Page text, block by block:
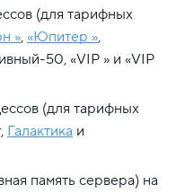
(для тарифных
», «Юпитер »,
50, «VIP » и «VIP
(для тарифных
Галактика и
память сервера) на